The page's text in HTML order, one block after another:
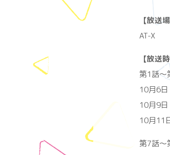
【放送
AT-X
【放送
第1話〜
10月6
10月9
10月11
第7話〜